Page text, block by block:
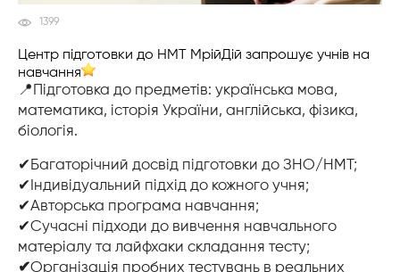
1399
Центр підготовки до НМТ МрійДій запрошує учнів на
навчання
📍Підготовка до предметів: українська мова,
математика, історія України, англійська, фізика,
біологія.
✔Багаторічний досвід підготовки до ЗНО/НМТ;
✔Індивідуальний підхід до кожного учня;
✔Авторська програма навчання;
✔Сучасні підходи до вивчення навчального
матеріалу та лайфхаки складання тесту;
✔Організація пробних тестувань в реальних